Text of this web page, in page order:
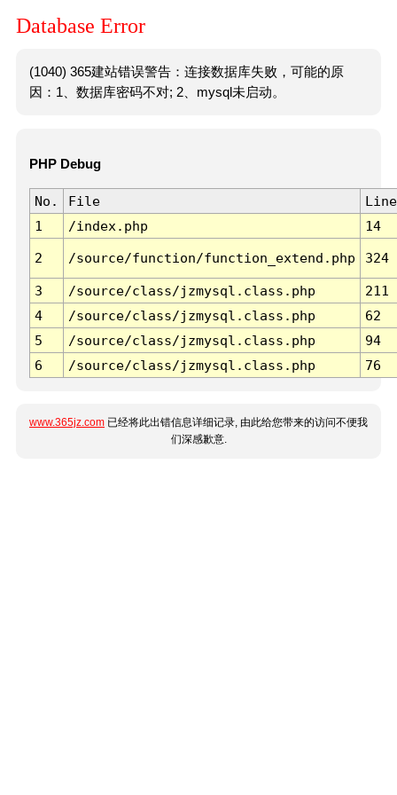
Database Error
(1040) 365建站错误警告：连接数据库失败，可能的原
因：1、数据库密码不对; 2、mysql未启动。
PHP Debug
No. File
Line
1
/index.php 14
2 /source/function/function_extend.php 324
3 /source/class/jzmysql.class.php
211
4
/source/class/jzmysql.class.php
62
5
/source/class/jzmysql.class.php
94
6
/source/class/jzmysql.class.php 76
www.365jz.com 已经将此出错信息详细记录, 由此给您带来的访问不便我
们深感歉意.